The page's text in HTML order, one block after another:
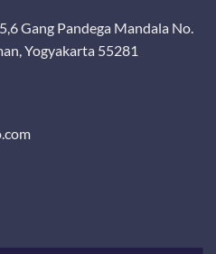
Gang Pandega Mandala No.
Yogyakarta 55281